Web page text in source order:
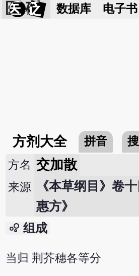
医 砭 数据库 电子书
方剂大全 拼音
方名 交加散
来源
《本草纲目》卷
惠方》
bubble_chart 组成
当归 荆芥穗各等分